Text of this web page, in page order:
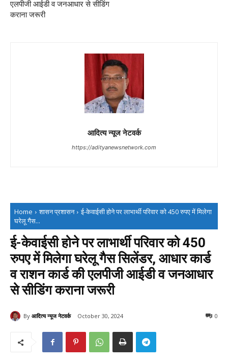
एलपीजी आईडी व जनआधार से सीडिंग
कराना जरूरी
आदित्य न्यूज नेटवर्क
https://adityanewsnetwork.com